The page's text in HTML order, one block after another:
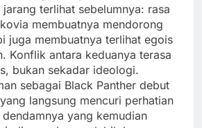
terlihat sebelumnya: rasa
membuatnya mendorong
juga membuatnya terlihat egois
Konflik antara keduanya terasa
bukan sekadar ideologi.
sebagai Black Panther debut
langsung mencuri perhatian
yang kemudian